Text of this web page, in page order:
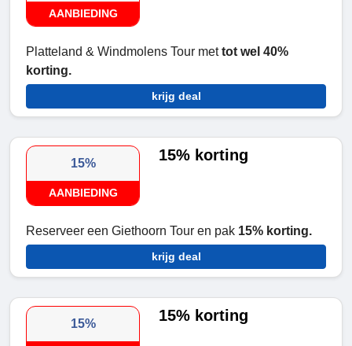
AANBIEDING
Platteland & Windmolens Tour mettot wel 40%
korting.
krijg deal
15%
AANBIEDING
15% korting
Reserveer een Giethoorn Tour en pak 15% korting.
krijg deal
15% 15% korting